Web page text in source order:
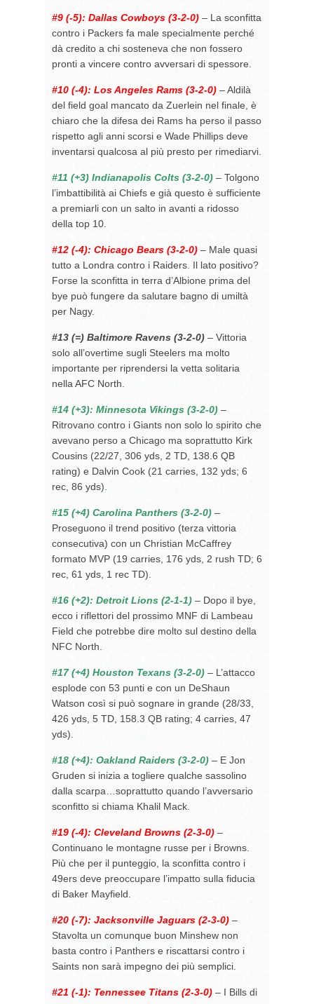
#9 (-5): Dallas Cowboys (3-2-0) – La sconfitta
contro i Packers fa male specialmente perché
dà credito a chi sosteneva che non fossero
pronti a vincere contro avversari di spessore.
#10 (-4): Los Angeles Rams (3-2-0) – Aldilà
del field goal mancato da Zuerlein nel finale, è
chiaro che la difesa dei Rams ha perso il passo
rispetto agli anni scorsi e Wade Phillips deve
inventarsi qualcosa al più presto per rimediarvi.
#11 (+3) Indianapolis Colts (3-2-0) – Tolgono
l’imbattibilità ai Chiefs e già questo è sufficiente
a premiarli con un salto in avanti a ridosso
della top 10.
#12 (-4): Chicago Bears (3-2-0) – Male quasi
tutto a Londra contro i Raiders. Il lato positivo?
Forse la sconfitta in terra d’Albione prima del
bye può fungere da salutare bagno di umiltà
per Nagy.
#13 (=) Baltimore Ravens (3-2-0) – Vittoria
solo all’overtime sugli Steelers ma molto
importante per riprendersi la vetta solitaria
nella AFC North.
#14 (+3): Minnesota Vikings (3-2-0) –
Ritrovano contro i Giants non solo lo spirito che
avevano perso a Chicago ma soprattutto Kirk
Cousins (22/27, 306 yds, 2 TD, 138.6 QB
rating) e Dalvin Cook (21 carries, 132 yds; 6
rec, 86 yds).
#15 (+4) Carolina Panthers (3-2-0) –
Proseguono il trend positivo (terza vittoria
consecutiva) con un Christian McCaffrey
formato MVP (19 carries, 176 yds, 2 rush TD; 6
rec, 61 yds, 1 rec TD).
#16 (+2): Detroit Lions (2-1-1) – Dopo il bye,
ecco i riflettori del prossimo MNF di Lambeau
Field che potrebbe dire molto sul destino della
NFC North.
#17 (+4) Houston Texans (3-2-0) – L’attacco
esplode con 53 punti e con un DeShaun
Watson così si può sognare in grande (28/33,
426 yds, 5 TD, 158.3 QB rating; 4 carries, 47
yds).
#18 (+4): Oakland Raiders (3-2-0) – E Jon
Gruden si inizia a togliere qualche sassolino
dalla scarpa…soprattutto quando l’avversario
sconfitto si chiama Khalil Mack.
#19 (-4): Cleveland Browns (2-3-0) –
Continuano le montagne russe per i Browns.
Più che per il punteggio, la sconfitta contro i
49ers deve preoccupare l’impatto sulla fiducia
di Baker Mayfield.
#20 (-7): Jacksonville Jaguars (2-3-0) –
Stavolta un comunque buon Minshew non
basta contro i Panthers e riscattarsi contro i
Saints non sarà impegno dei più semplici.
#21 (-1): Tennessee Titans (2-3-0) – I Bills di